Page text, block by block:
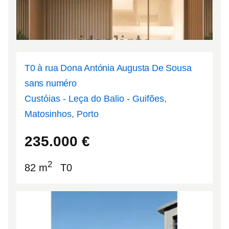
T0 à rua Dona Antónia Augusta De Sousa
sans numéro
Custóias - Leça do Balio - Guifões,
Matosinhos, Porto
235.000 €
82 m2 T0